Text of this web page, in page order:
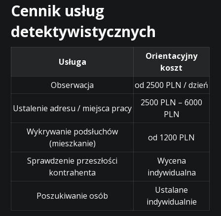
Cennik usług
detektywistycznych
Usługa
Orientacyjny
koszt
Obserwacja
od 2500 PLN / dzień
Ustalenie adresu / miejsca pracy
2500 PLN – 6000
PLN
Wykrywanie podsłuchów
(mieszkanie)
od 1200 PLN
Sprawdzenie przeszłości
kontrahenta
Wycena
indywidualna
Poszukiwanie osób
Ustalane
indywidualnie